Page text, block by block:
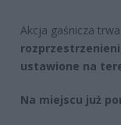
Akcja gaśnicza
ustawione na
Na miejscu już